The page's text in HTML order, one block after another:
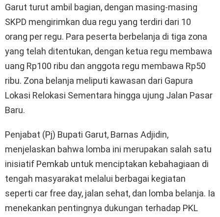
Garut turut ambil bagian, dengan masing-masing
SKPD mengirimkan dua regu yang terdiri dari 10
orang per regu. Para peserta berbelanja di tiga zona
yang telah ditentukan, dengan ketua regu membawa
uang Rp100 ribu dan anggota regu membawa Rp50
ribu. Zona belanja meliputi kawasan dari Gapura
Lokasi Relokasi Sementara hingga ujung Jalan Pasar
Baru.
Penjabat (Pj) Bupati Garut, Barnas Adjidin,
menjelaskan bahwa lomba ini merupakan salah satu
inisiatif Pemkab untuk menciptakan kebahagiaan di
tengah masyarakat melalui berbagai kegiatan
seperti car free day, jalan sehat, dan lomba belanja. Ia
menekankan pentingnya dukungan terhadap PKL